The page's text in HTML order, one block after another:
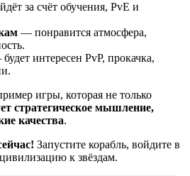
за счёт обучения, PvE и
— понравится атмосфера,
интересен PvP, прокачка,
игры, которая не только
стратегическое мышление,
качества.
Запустите корабль, войдите в
к звёздам.